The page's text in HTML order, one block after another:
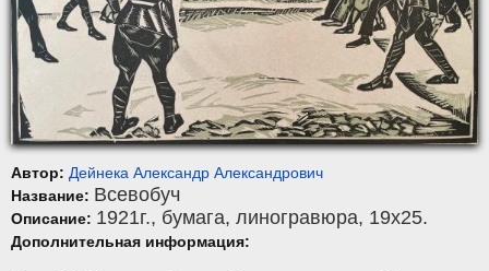
Автор: Дейнека Александр Александрович
Название: Всевобуч
Описание: 1921г., бумага, линогравюра, 19x25.
Дополнительная информация: